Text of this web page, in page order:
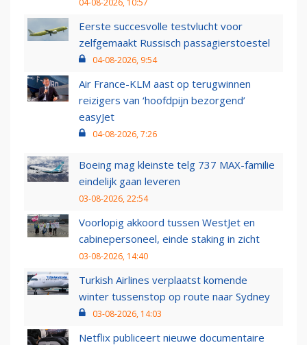
Eerste succesvolle testvlucht voor
zelfgemaakt Russisch passagierstoestel
04-08-2026, 9:54
Air France-KLM aast op terugwinnen
reizigers van ‘hoofdpijn bezorgend’
easyJet
04-08-2026, 7:26
Boeing mag kleinste telg 737 MAX-familie
eindelijk gaan leveren
03-08-2026, 22:54
Voorlopig akkoord tussen WestJet en
cabinepersoneel, einde staking in zicht
03-08-2026, 14:40
Turkish Airlines verplaatst komende
winter tussenstop op route naar Sydney
03-08-2026, 14:03
Netflix publiceert nieuwe documentaire